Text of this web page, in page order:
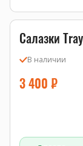
Салазки
В наличии
3 400 ₽